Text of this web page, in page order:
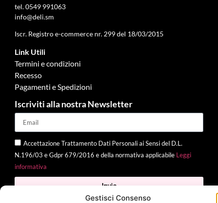
Gestisci Consenso
tel.0549 991063
info@deli.sm
Iscr. Registro e-commerce nr. 299 del 18/03/2015
Link Utili
Termini e condizioni
Recesso
Pagamenti e Spedizioni
Iscriviti alla nostra Newsletter
Accettazione Trattamento Dati Personali ai Sensi del D.L.
N.196/03 e Gdpr 679/2016 e della normativa applicabile Leggi
informativa
Invia